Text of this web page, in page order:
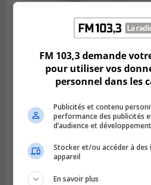
BOUCHERVILLE
Publié le 5 août 2026 à 15h25
Le MTMD annonce des
l’autoroute 20 à
FM 103,3 demande
pour utiliser vos
personnel dans les
Publicités et contenu
performance des publicités
d’audience et
Stocker et/ou accéder à
appareil
En savoir plus